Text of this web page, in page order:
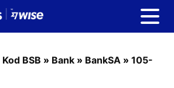
Kod BSB » Bank » BankSA » 105-